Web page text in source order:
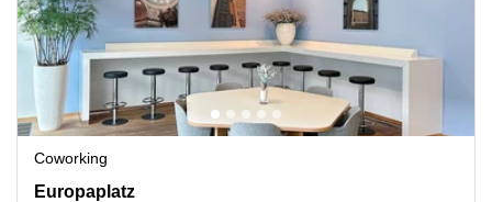
Coworking
Europaplatz 2, Berlin Mitte
Europaplatz